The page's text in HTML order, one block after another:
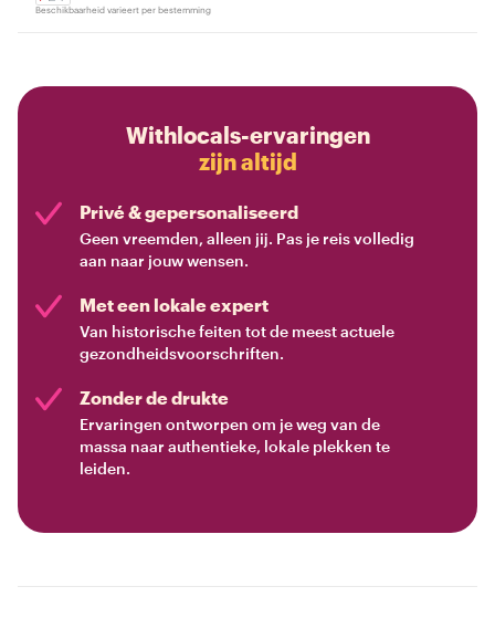
Beschikbaarheid varieert per bestemming
Withlocals-ervaringen
zijn altijd
Privé & gepersonaliseerd
Geen vreemden, alleen jij. Pas je reis volledig
aan naar jouw wensen.
Met een lokale expert
Van historische feiten tot de meest actuele
gezondheidsvoorschriften.
Zonder de drukte
Ervaringen ontworpen om je weg van de
massa naar authentieke, lokale plekken te
leiden.